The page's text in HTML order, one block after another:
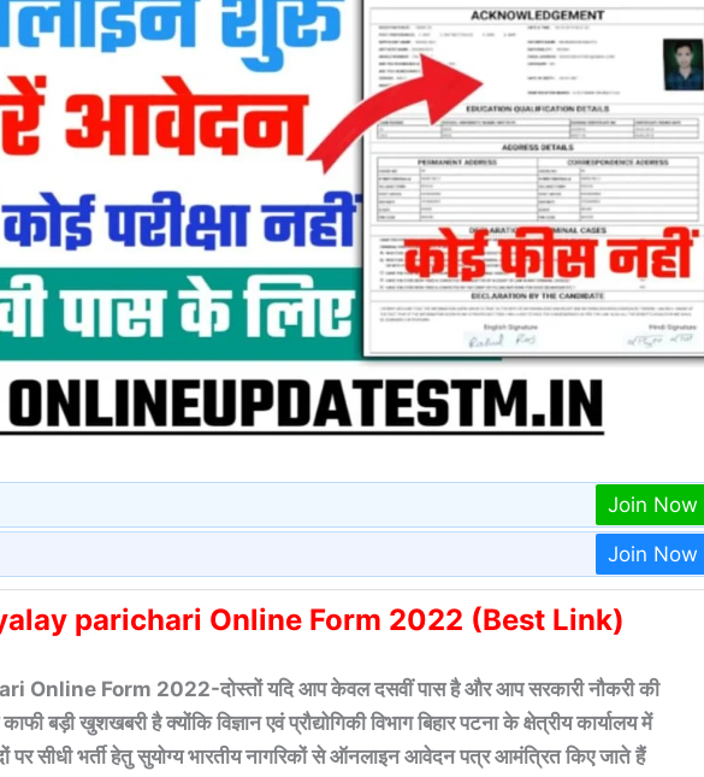
Join Now
Join Now
parichari Online Form 2022 (Best Link)
Form 2022-दोस्तों यदि आप केवल दसवीं पास है और आप सरकारी नौकरी की
बड़ी खुशखबरी है क्योंकि विज्ञान एवं प्रौद्योगिकी विभाग बिहार पटना के क्षेत्रीय कार्यालय में
पर सीधी भर्ती हेतु सुयोग्य भारतीय नागरिकों से ऑनलाइन आवेदन पत्र आमंत्रित किए जाते हैं